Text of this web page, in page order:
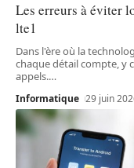
Les erreurs à éviter
lte1
Dans l'ère où la
chaque détail compte, y
appels.…
Informatique 29 juin